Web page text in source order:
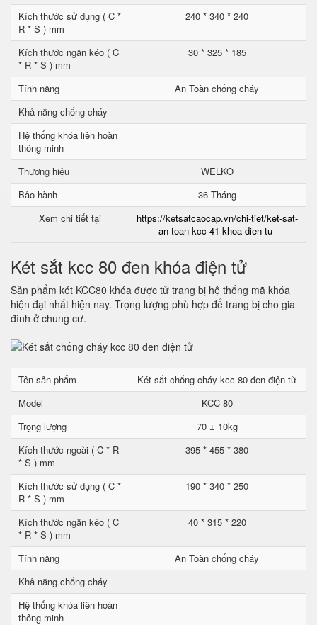
Kích thước sử dụng ( C *
R * S ) mm
240 * 340 * 240
Kích thước ngăn kéo ( C
* R * S ) mm
30 * 325 * 185
Tính năng
An Toàn chống cháy
Khả năng chống cháy
Hệ thống khóa liên hoàn
thông minh
Thương hiệu
WELKO
Bảo hành
36 Tháng
Xem chi tiết tại
https://ketsatcaocap.vn/chi-tiet/ket-sat-
an-toan-kcc-41-khoa-dien-tu
Két sắt kcc 80 đen khóa điện tử
Sản phẩm két KCC80 khóa được tử trang bị hệ thống mã khóa
hiện đại nhất hiện nay. Trọng lượng phù hợp để trang bị cho gia
đình ở chung cư.
Tên sản phẩm
Két sắt chống cháy kcc 80 đen điện tử
Model
KCC 80
Trọng lượng
70 ± 10kg
Kích thước ngoài ( C * R
* S ) mm
395 * 455 * 380
Kích thước sử dụng ( C *
R * S ) mm
190 * 340 * 250
Kích thước ngăn kéo ( C
* R * S ) mm
40 * 315 * 220
Tính năng
An Toàn chống cháy
Khả năng chống cháy
Hệ thống khóa liên hoàn
thông minh